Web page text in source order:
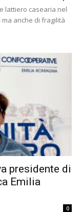
lattiero casearia nel
anche di fragilità
presidente di
Emilia
0